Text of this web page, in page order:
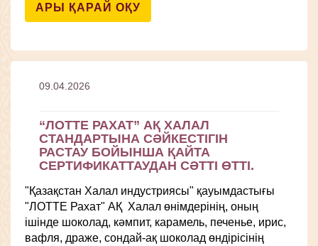
АРЫ ҚАРАЙ ОҚУ
09.04.2026
“ЛОТТЕ РАХАТ” АҚ ХАЛАЛ
СТАНДАРТЫНА СӘЙКЕСТІГІН
РАСТАУ БОЙЫНША ҚАЙТА
СЕРТИФИКАТТАУДАН СӘТТІ ӨТТІ.
"Қазақстан Халал индустриясы" қауымдастығы
"ЛОТТЕ Рахат" АҚ Халал өнімдерінің, оның
ішінде шоколад, кәмпит, карамель, печенье, ирис,
вафля, драже, сондай-ақ шоколад өндірісінің